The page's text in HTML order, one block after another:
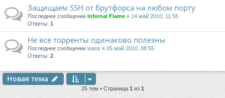
Защищаем SSH от брутфорса на любом порту
Последнее сообщение Infernal Flame « 14 май 2010, 11:55
Ответы: 1
Не все торренты одинаково полезны
Последнее сообщение wass « 05 май 2010, 08:55
Ответы: 2
Новая тема
25 тем • Страница 1 из 1